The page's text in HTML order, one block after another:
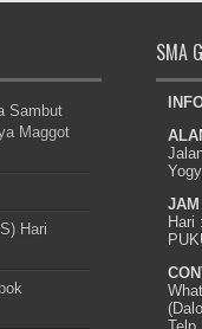
Sambut
Maggot
Hari
SMA
Hari